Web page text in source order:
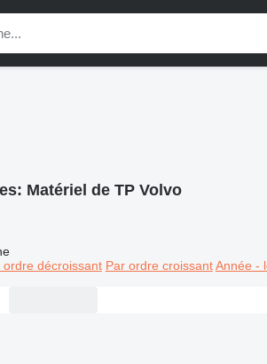
Matériel de TP Volvo
ordre décroissant Par ordre croissant Année -